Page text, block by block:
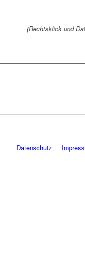
(Rechtsklick und
Datenschutz